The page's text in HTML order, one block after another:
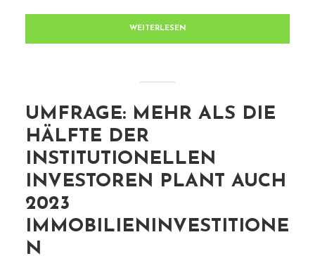
WEITERLESEN
UMFRAGE: MEHR ALS DIE
HÄLFTE DER
INSTITUTIONELLEN
INVESTOREN PLANT AUCH
2023
IMMOBILIENINVESTITIONE
N